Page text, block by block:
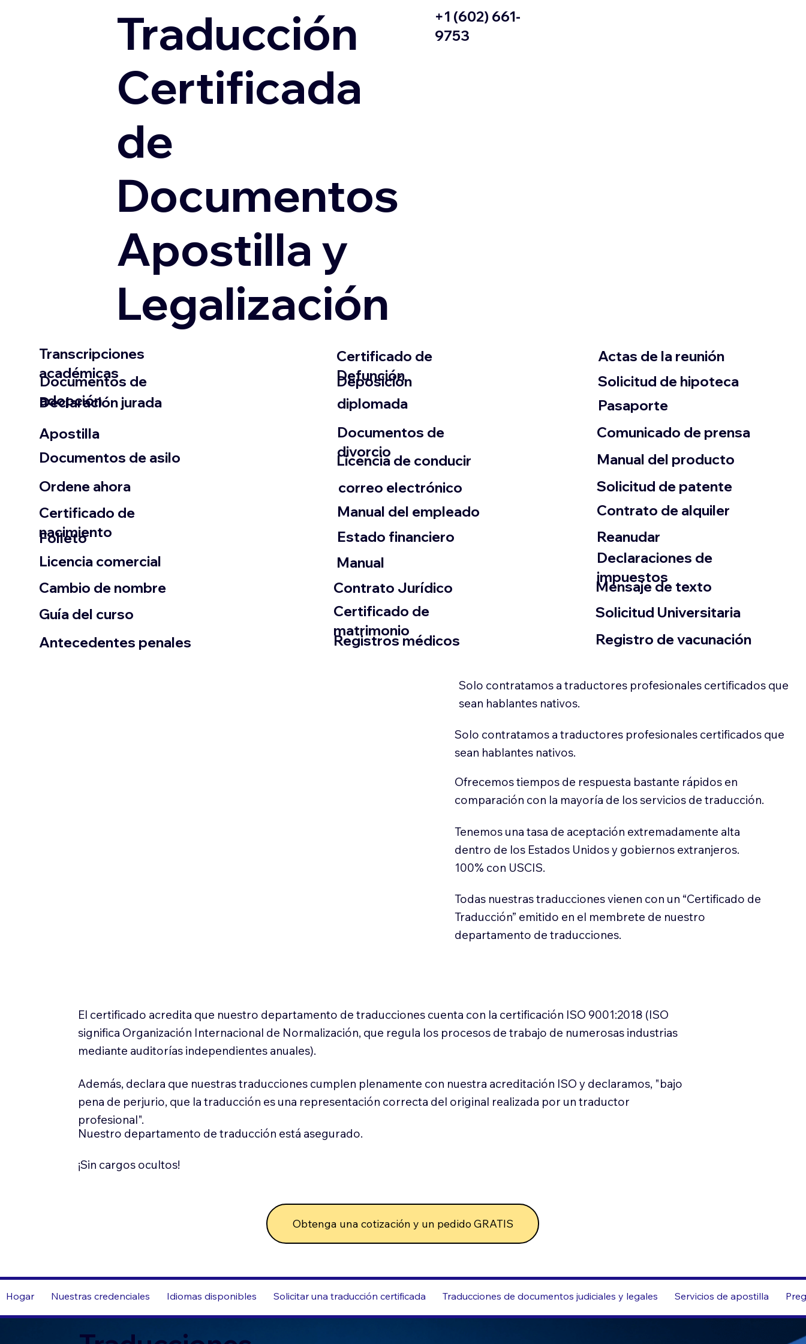
Traducción
Certificada
de
Documentos
Apostilla y
Legalización
+1 (602) 661-
9753
Transcripciones
académicas
Documentos de
adopción
Declaración jurada
​Apostilla
Documentos de asilo
Ordene ahora
Certificado de
nacimiento
Folleto
​Licencia comercial
Cambio de nombre
Guía del curso
Antecedentes penales
​Certificado de
Defunción
​Deposición
diplomada
Documentos de
divorcio
Licencia de conducir
​correo electrónico
Manual del empleado
Estado financiero
​Manual
​Contrato Jurídico
Certificado de
matrimonio
Registros médicos
Actas de la reunión
Solicitud de hipoteca
Pasaporte
Comunicado de prensa
​Manual del producto
​Solicitud de patente
Contrato de alquiler
​Reanudar
Declaraciones de
impuestos
​Mensaje de texto
​Solicitud Universitaria
Registro de vacunación
Solo contratamos a traductores profesionales certificados que
sean hablantes nativos.
Solo contratamos a traductores profesionales certificados que
sean hablantes nativos.
Ofrecemos tiempos de respuesta bastante rápidos en
comparación con la mayoría de los servicios de traducción.
Tenemos una tasa de aceptación extremadamente alta
dentro de los Estados Unidos y gobiernos extranjeros.
100% con USCIS.
Todas nuestras traducciones vienen con un “Certificado de
Traducción” emitido en el membrete de nuestro
departamento de traducciones.
El certificado acredita que nuestro departamento de traducciones cuenta con la certificación ISO 9001:2018 (ISO
significa Organización Internacional de Normalización, que regula los procesos de trabajo de numerosas industrias
mediante auditorías independientes anuales).
Además, declara que nuestras traducciones cumplen plenamente con nuestra acreditación ISO y declaramos, "bajo
pena de perjurio, que la traducción es una representación correcta del original realizada por un traductor
profesional".
Nuestro departamento de traducción está asegurado.
¡Sin cargos ocultos!
Obtenga una cotización y un pedido GRATIS
Hogar Nuestras credenciales Idiomas disponibles Solicitar una traducción certificada Traducciones de documentos judiciales y legales Servicios de apostilla